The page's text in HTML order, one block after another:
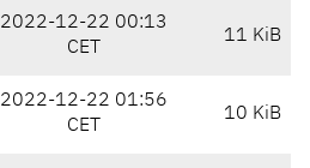
2022-12-22 00:13
CET
11 KiB
2022-12-22 01:56
CET
10 KiB